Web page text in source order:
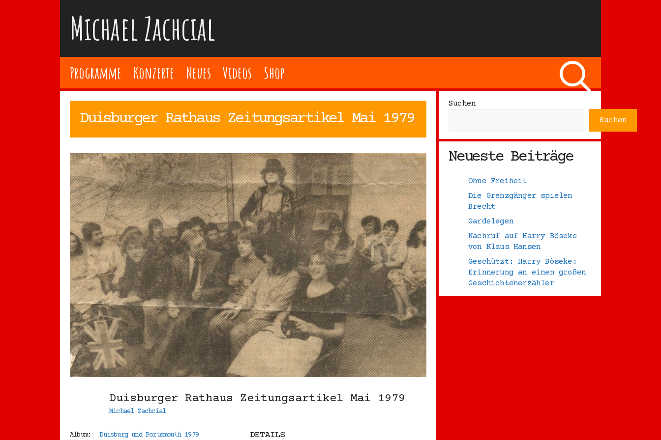
Michael Zachcial
Programme Konzerte Neues Videos Shop
Duisburger Rathaus Zeitungsartikel Mai 1979
Duisburger Rathaus Zeitungsartikel Mai 1979
Michael Zachcial
Album: Duisburg und Portsmouth 1979 DETAILS
Suchen
Suchen
Neueste Beiträge
Ohne Freiheit
Die Grenzgänger spielen
Brecht
Gardelegen
Nachruf auf Harry Böseke
von Klaus Hansen
Geschützt: Harry Böseke:
Erinnerung an einen großen
Geschichtenerzähler